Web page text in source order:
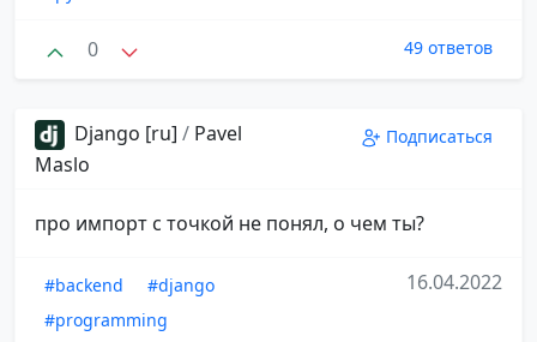
0 49 ответов
Django [ru] / Pavel
Maslo
Подписаться
про импорт с точкой не понял, о чем ты?
#backend
#django
#programming
16.04.2022